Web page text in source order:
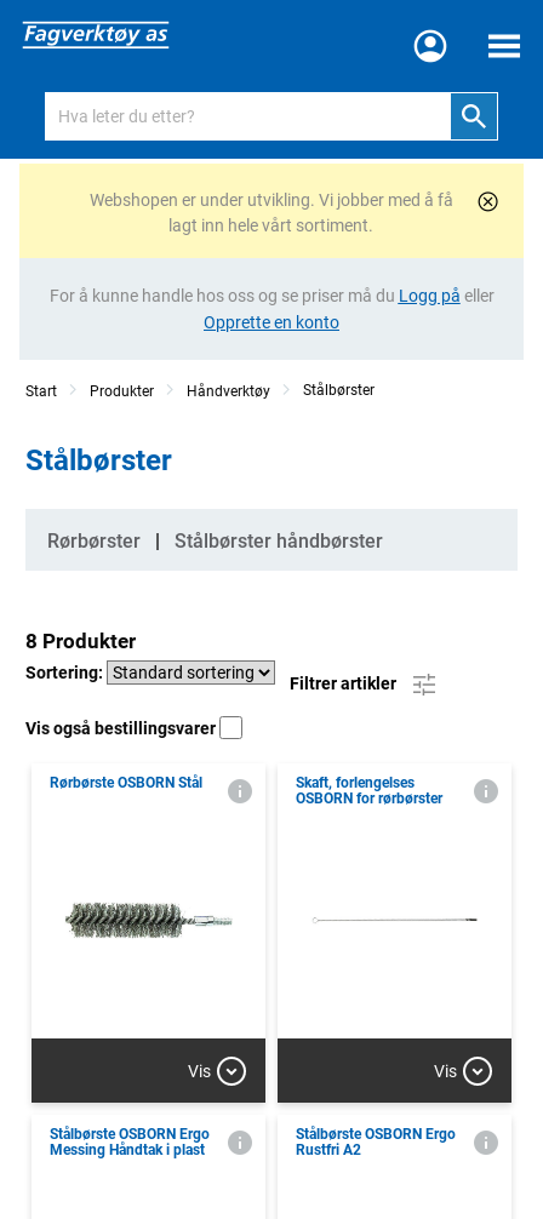
Meny
Webshopen er under utvikling. Vi jobber med å få
lagt inn hele vårt sortiment.
For å kunne handle hos oss og se priser må du Logg på eller
Opprette en konto
Start Produkter Håndverktøy Stålbørster
Stålbørster
Kategorier
Rørbørster Stålbørster håndbørster
8 Produkter
Sortering:
Filtrer artikler
Vis også bestillingsvarer
Rørbørste OSBORN Stål
Vis
Skaft, forlengelses
OSBORN for rørbørster
Vis
Stålbørste OSBORN Ergo
Messing Håndtak i plast
Stålbørste OSBORN Ergo
Rustfri A2